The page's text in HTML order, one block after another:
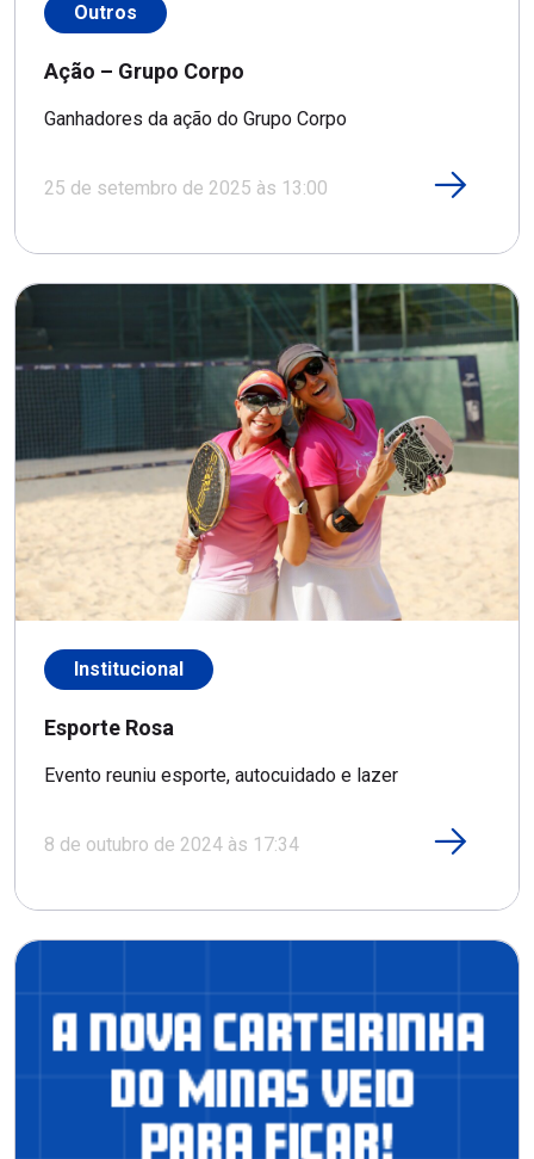
Outros
Ação – Grupo Corpo
Ganhadores da ação do Grupo Corpo
25 de setembro de 2025 às 13:00
Institucional
Esporte Rosa
Evento reuniu esporte, autocuidado e lazer
8 de outubro de 2024 às 17:34